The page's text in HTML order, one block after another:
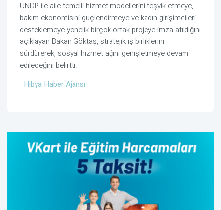
UNDP ile aile temelli hizmet modellerini teşvik etmeye,
bakım ekonomisini güçlendirmeye ve kadın girişimcileri
desteklemeye yönelik birçok ortak projeye imza atıldığını
açıklayan Bakan Göktaş, stratejik iş birliklerini
sürdürerek, sosyal hizmet ağını genişletmeye devam
edileceğini belirtti.
Hibya Haber Ajansı